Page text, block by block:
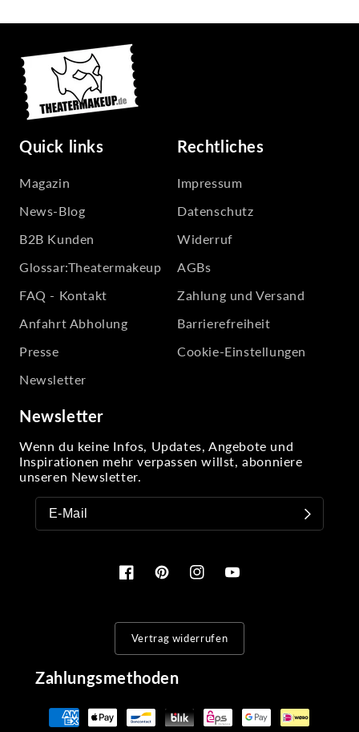
Quick links
Magazin
News-Blog
B2B Kunden
Glossar:Theatermakeup
FAQ - Kontakt
Anfahrt Abholung
Presse
Newsletter
Rechtliches
Impressum
Datenschutz
Widerruf
AGBs
Zahlung und Versand
Barrierefreiheit
Cookie-Einstellungen
Newsletter
Wenn du keine Infos, Updates, Angebote und
Inspirationen mehr verpassen willst, abonniere
unseren Newsletter.
FacebookPinterestInstagramYouTube
Vertrag widerrufen
Zahlungsmethoden